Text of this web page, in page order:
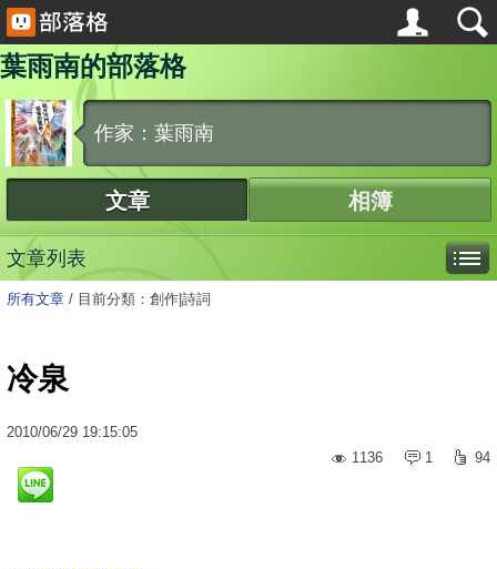
葉雨南的部落格
作家：葉雨南
文章 相簿
文章列表
所有文章 / 目前分類：創作|詩詞
冷泉
2010/06/29 19:15:05
1136
1 94